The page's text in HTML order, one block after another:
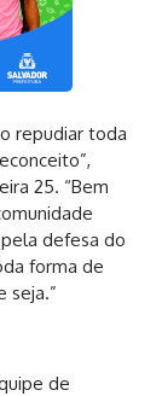
repudiar toda
25. “Bem
defesa do
forma de
seja.”
de